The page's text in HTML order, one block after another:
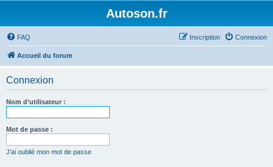
Autoson.fr
FAQ Connexion
Inscription
Accueil du forum
Connexion
Nom d’utilisateur :
Mot de passe :
J’ai oublié mon mot de passe